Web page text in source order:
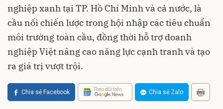
nghiệp xanh tại TP. Hồ Chí Minh và cả nước, là
cầu nối chiến lược trong hội nhập các tiêu chuẩn
môi trường toàn cầu, đồng thời hỗ trợ doanh
nghiệp Việt nâng cao năng lực cạnh tranh và tạo
ra giá trị vượt trội.
Chia sẻ Facebook Theo dõi trên Chia sẻ Zalo